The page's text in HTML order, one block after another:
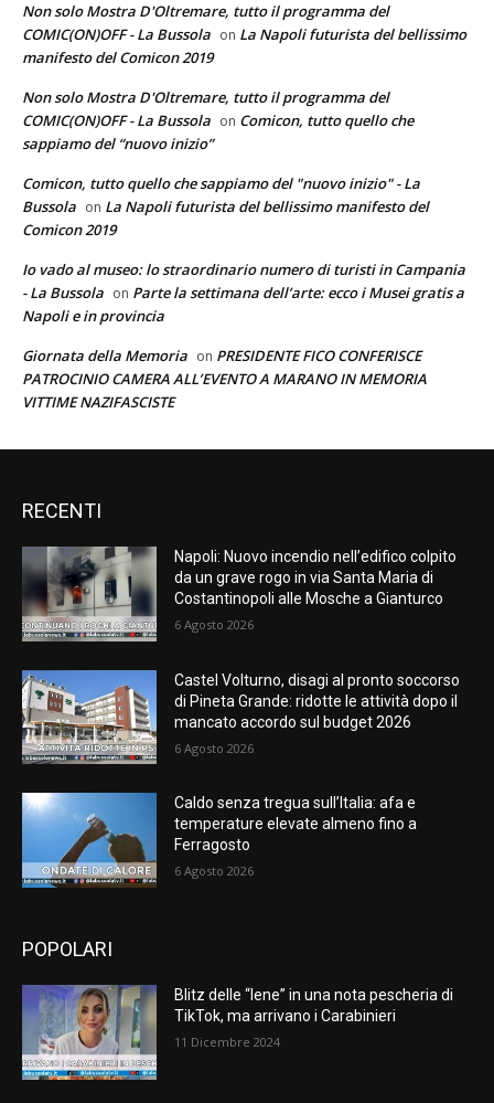
Non solo Mostra D'Oltremare, tutto il programma del
COMIC(ON)OFF - La Bussola on La Napoli futurista del bellissimo
manifesto del Comicon 2019
Non solo Mostra D'Oltremare, tutto il programma del
COMIC(ON)OFF - La Bussola on Comicon, tutto quello che
sappiamo del “nuovo inizio”
Comicon, tutto quello che sappiamo del "nuovo inizio" - La
Bussola on La Napoli futurista del bellissimo manifesto del
Comicon 2019
Io vado al museo: lo straordinario numero di turisti in Campania
- La Bussola on Parte la settimana dell’arte: ecco i Musei gratis a
Napoli e in provincia
Giornata della Memoria on PRESIDENTE FICO CONFERISCE
PATROCINIO CAMERA ALL’EVENTO A MARANO IN MEMORIA
VITTIME NAZIFASCISTE
RECENTI
Napoli: Nuovo incendio nell’edifico colpito
da un grave rogo in via Santa Maria di
Costantinopoli alle Mosche a Gianturco
6 Agosto 2026
Castel Volturno, disagi al pronto soccorso
di Pineta Grande: ridotte le attività dopo il
mancato accordo sul budget 2026
6 Agosto 2026
Caldo senza tregua sull’Italia: afa e
temperature elevate almeno fino a
Ferragosto
6 Agosto 2026
POPOLARI
Blitz delle “Iene” in una nota pescheria di
TikTok, ma arrivano i Carabinieri
11 Dicembre 2024